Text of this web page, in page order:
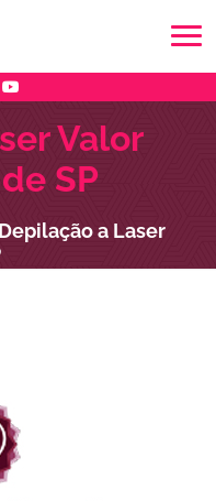
Valor
SP
Depilação a Laser